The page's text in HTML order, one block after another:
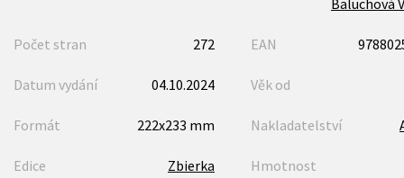
Baluchová
Počet stran 272 EAN
Datum vydání 04.10.2024 Věk od
Formát 222x233 mm Nakladatelství
Edice
Zbierka
Hmotnost